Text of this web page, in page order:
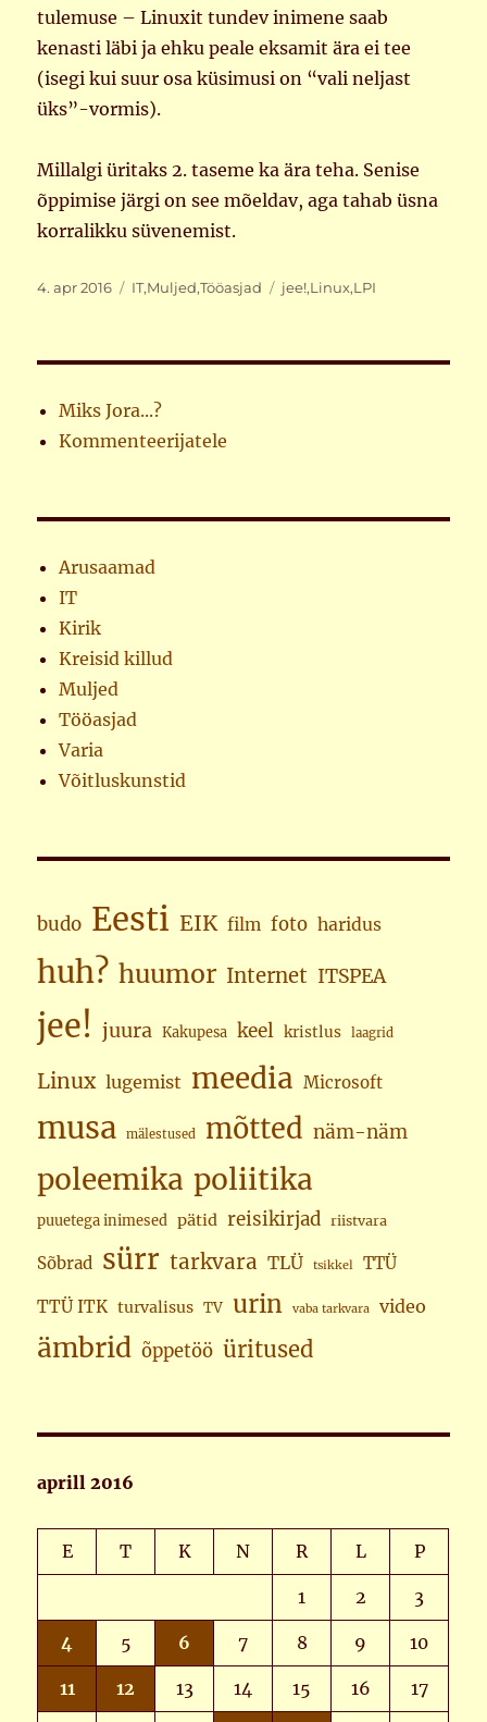
tulemuse – Linuxit tundev inimene saab
kenasti läbi ja ehku peale eksamit ära ei tee
(isegi kui suur osa küsimusi on “vali neljast
üks”-vormis).
Millalgi üritaks 2. taseme ka ära teha. Senise
õppimise järgi on see mõeldav, aga tahab üsna
korralikku süvenemist.
Postitatud
4. apr 2016 Rubriigid
IT,Muljed,Tööasjad Sildid
jee!,Linux,LPI
Miks Jora...?
Kommenteerijatele
Arusaamad
IT
Kirik
Kreisid killud
Muljed
Tööasjad
Varia
Võitluskunstid
budo Eesti EIK film foto haridus
huh? huumor Internet ITSPEA
jee! juura Kakupesa keel kristlus laagrid
Linux lugemist meedia Microsoft
musa mälestused mõtted näm-näm
poleemika poliitika
puuetega inimesed pätid reisikirjad riistvara
Sõbrad sürr tarkvara TLÜ tsikkel TTÜ
TTÜ ITK turvalisus TV urin vaba tarkvara video
ämbrid õppetöö üritused
aprill 2016
E T K N R L P
1 2 3
4 5 6 7 8 9 10
11 12 13 14 15 16 17